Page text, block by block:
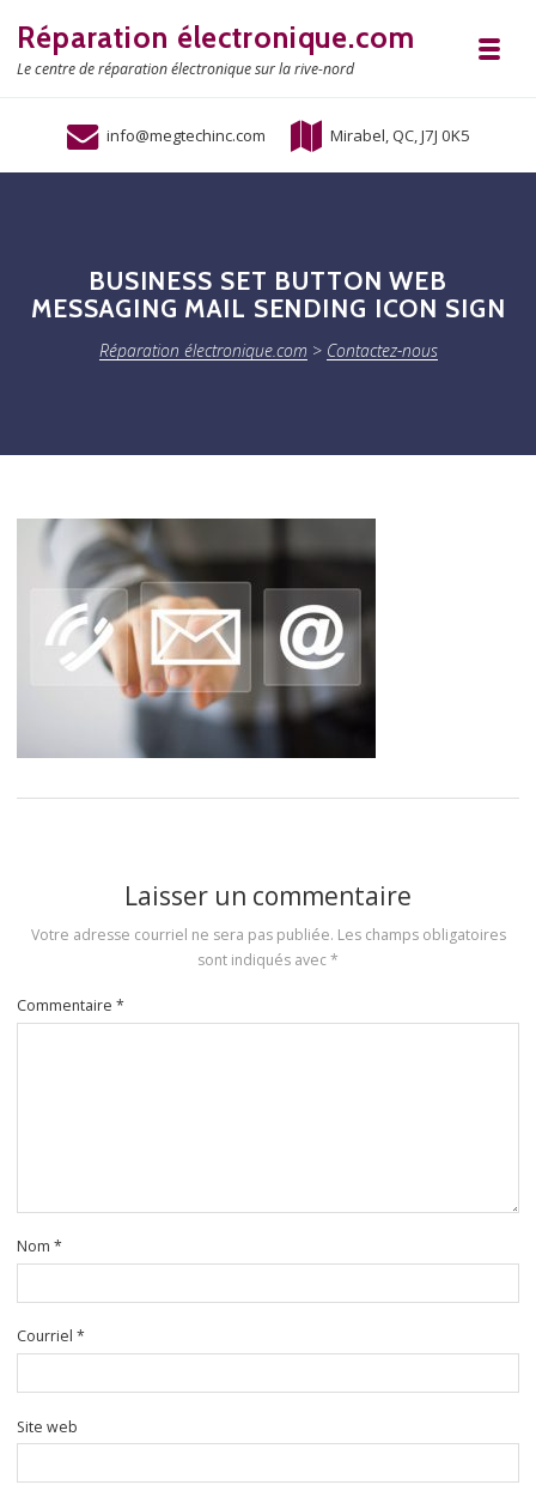
Réparation électronique.com
Le centre de réparation électronique sur la rive-nord
info@megtechinc.com Mirabel, QC, J7J 0K5
BUSINESS SET BUTTON WEB
MESSAGING MAIL SENDING ICON SIGN
Réparation électronique.com > Contactez-nous
Laisser un commentaire
Votre adresse courriel ne sera pas publiée. Les champs obligatoires
sont indiqués avec*
Commentaire *
Nom *
Courriel *
Site web